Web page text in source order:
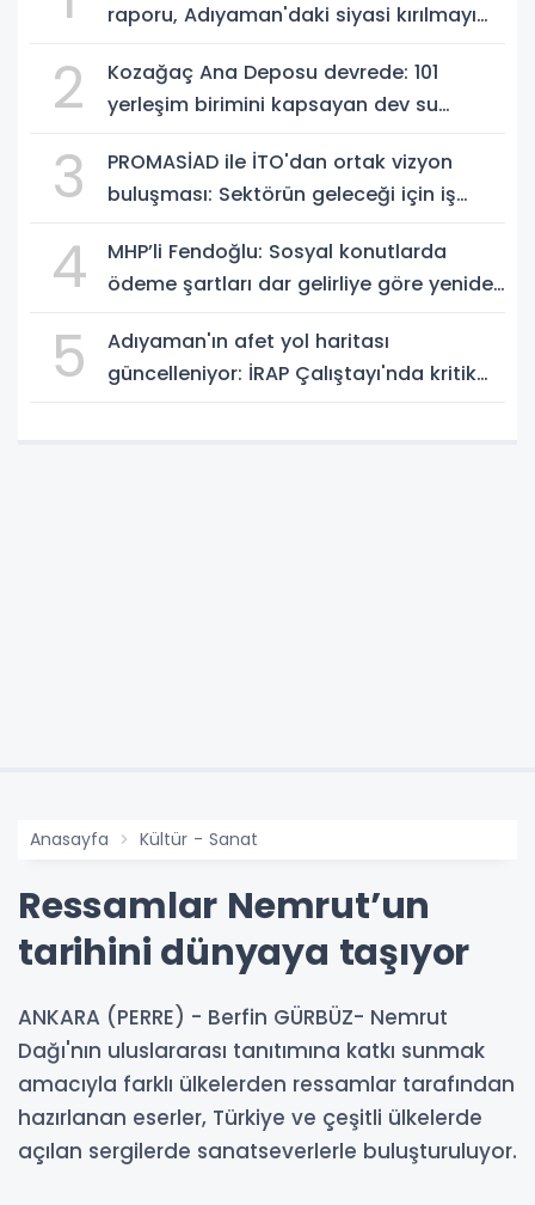
raporu, Adıyaman'daki siyasi kırılmayı
2
Kozağaç Ana Deposu devrede: 101
yerleşim birimini kapsayan dev su
3
PROMASİAD ile İTO'dan ortak vizyon
buluşması: Sektörün geleceği için iş
4
MHP’li Fendoğlu: Sosyal konutlarda
ödeme şartları dar gelirliye göre yeniden
5
Adıyaman'ın afet yol haritası
güncelleniyor: İRAP Çalıştayı'nda kritik
Anasayfa Kültür - Sanat
Ressamlar Nemrut’un
tarihini dünyaya taşıyor
ANKARA (PERRE) - Berfin GÜRBÜZ- Nemrut
Dağı'nın uluslararası tanıtımına katkı sunmak
amacıyla farklı ülkelerden ressamlar tarafından
hazırlanan eserler, Türkiye ve çeşitli ülkelerde
açılan sergilerde sanatseverlerle buluşturuluyor.